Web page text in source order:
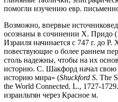
помогли изучению евр.
Возможно, впервые
осознаны в сочинении Х. Придо
Израиля начинается с 747 г. до Р.
повествующие о более раннем
столь надежны, чтобы на их
историю. С. Шакфорд начал
историю мира» (Shuckford S. The
the World Connected. L., 1727-
израильтян через Красное м.